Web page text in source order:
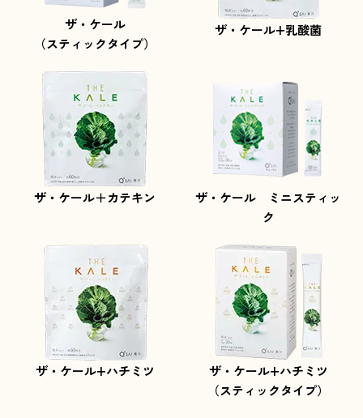
ザ・ケール
（スティックタイプ）
ザ・ケール+乳酸菌
ザ・ケール＋カテキン
ザ・ケール ミニスティッ
ク
ザ・ケール+ハチミツ
ザ・ケール+ハチミツ
（スティックタイプ）